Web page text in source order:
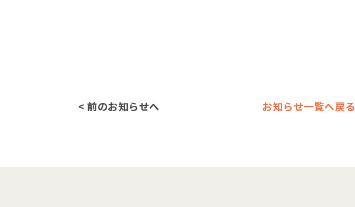
< 前のお知らせへ お知らせ一覧へ戻る